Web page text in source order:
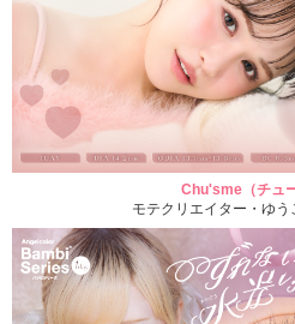
Chu'sme（チュ
モテクリエイター・ゆ